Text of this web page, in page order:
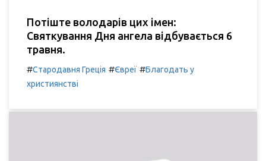
Потіште володарів цих імен:
Святкування Дня ангела відбувається 6
травня.
#Стародавня Греція #Євреї #Благодать у
християнстві